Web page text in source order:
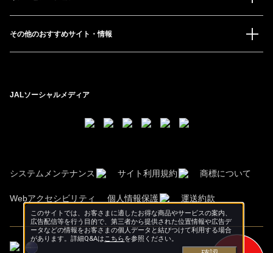
その他のおすすめサイト・情報
JALソーシャルメディア
システムメンテナンス サイト利用規約 商標について
Webアクセシビリティ 個人情報保護 運送約款
このサイトでは、お客さまに適したお得な商品やサービスの案内、
広告配信等を行う目的で、第三者から提供された位置情報や広告デ
ータなどの情報をお客さまの個人データと結びつけて利用する場合
があります。詳細Q&Aはこちらを参照ください。